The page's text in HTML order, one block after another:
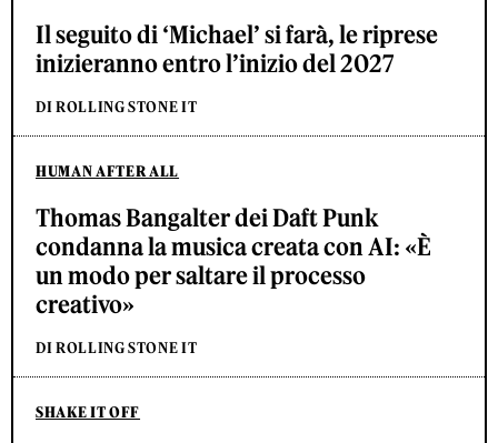
Il seguito di ‘Michael’ si farà, le riprese
inizieranno entro l’inizio del 2027
DI ROLLING STONE IT
HUMAN AFTER ALL
Thomas Bangalter dei Daft Punk
condanna la musica creata con AI: «È
un modo per saltare il processo
creativo»
DI ROLLING STONE IT
SHAKE IT OFF